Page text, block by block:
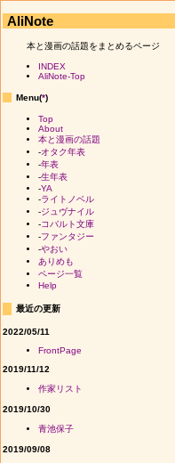
AliNote
本と漫画の話題をまとめるページ
INDEX
AliNote-Top
Menu(*)
Top
About
本と漫画の話題
-オタク年表
-年表
-生年表
-YA
-ライトノベル
-ジュヴナイル
-コバルト文庫
-ファンタジー
-やおい
ありめも
ページ一覧
Help
最近の更新
2022/05/11
FrontPage
2019/11/12
作家リスト
2019/10/30
青池保子
2019/09/08